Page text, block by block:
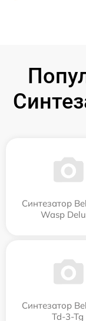
Синтезатор
Wasp
Синтезатор
Td-3-Tg